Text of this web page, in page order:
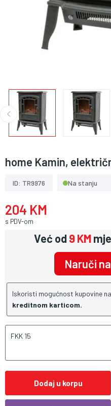
home Kamin,
ID: TR9976 Na stanju
204 KM
s PDV-om
Već od9 KM
Naruči
Iskoristi mogućnost kupovine
kreditnom karticom.
FKK 15
Dodaj u korpu